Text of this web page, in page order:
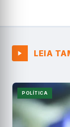
LEIA
POLÍTICA